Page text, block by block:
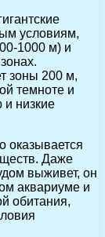
условиям,
1000 м) и
зоны 200 м,
темноте и
низкие
оказывается
Даже
выживет, он
аквариуме и
обитания,